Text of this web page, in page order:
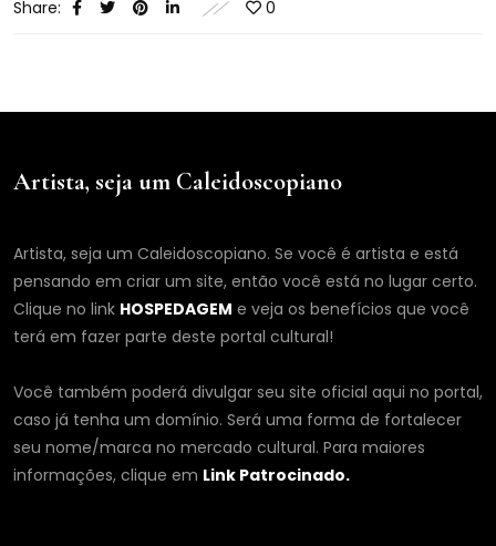
Share: 0
Artista, seja um Caleidoscopiano
Artista, seja um Caleidoscopiano. Se você é artista e está
pensando em criar um site, então você está no lugar certo.
Clique no link HOSPEDAGEM e veja os benefícios que você
terá em fazer parte deste portal cultural!
Você também poderá divulgar seu site oficial aqui no portal,
caso já tenha um domínio. Será uma forma de fortalecer
seu nome/marca no mercado cultural. Para maiores
informações, clique em Link Patrocinado.